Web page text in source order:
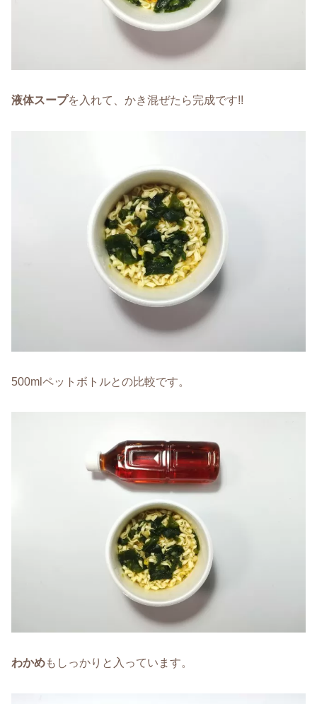
液体スープを入れて、かき混ぜたら完成です!!
500mlペットボトルとの比較です。
わかめもしっかりと入っています。